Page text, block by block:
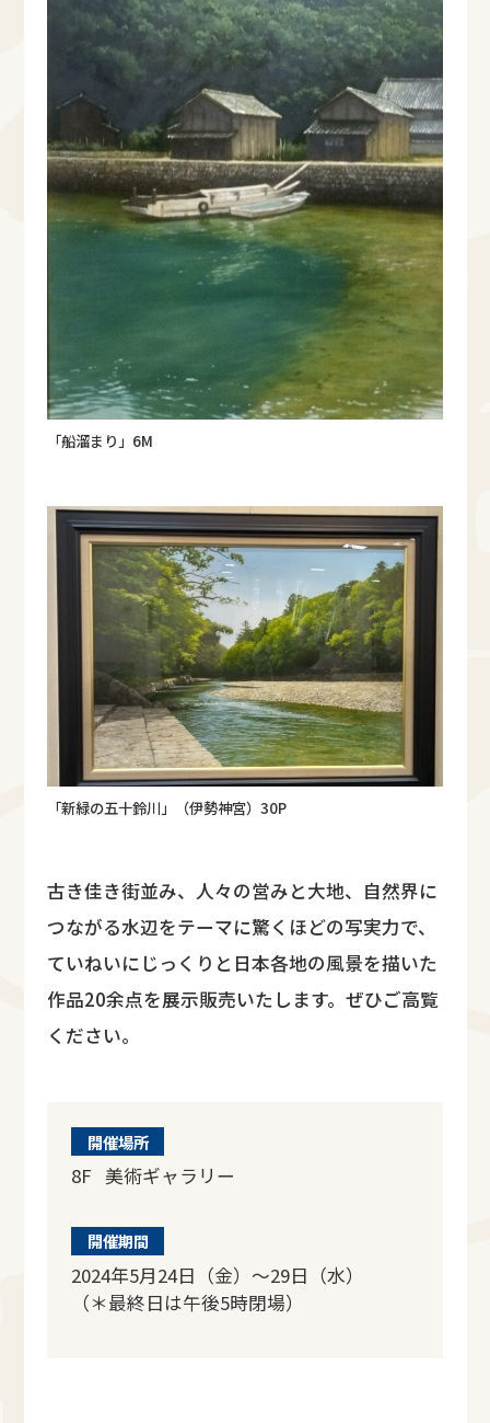
「船溜まり」6M
「新緑の五十鈴川」（伊勢神宮）30P
古き佳き街並み、人々の営みと大地、自然界に
つながる水辺をテーマに驚くほどの写実力で、
ていねいにじっくりと日本各地の風景を描いた
作品20余点を展示販売いたします。ぜひご高覧
ください。
開催場所
8F 美術ギャラリー
開催期間
2024年5月24日（金）～29日（水）
（＊最終日は午後5時閉場）